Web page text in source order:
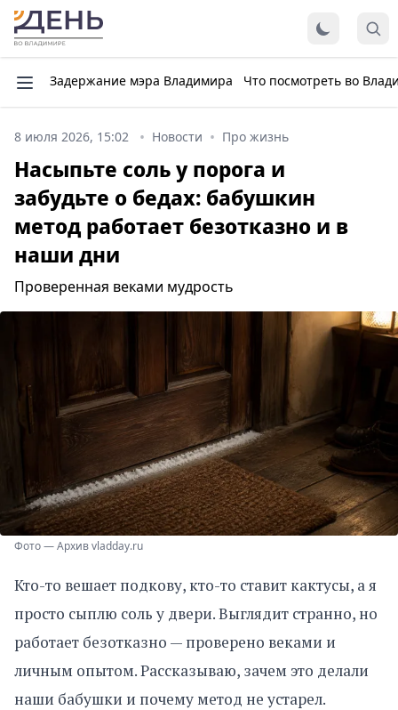
Задержание мэра Владимира Что посмотреть во
8 июля 2026, 15:02 Новости Про жизнь
Насыпьте соль у порога и
забудьте о бедах: бабушкин
метод работает безотказно и в
наши дни
Проверенная веками мудрость
Фото — Архив vladday.ru
Кто-то вешает подкову, кто-то ставит кактусы, а я
просто сыплю соль у двери. Выглядит странно, но
работает безотказно — проверено веками и
личным опытом. Рассказываю, зачем это делали
наши бабушки и почему метод не устарел.